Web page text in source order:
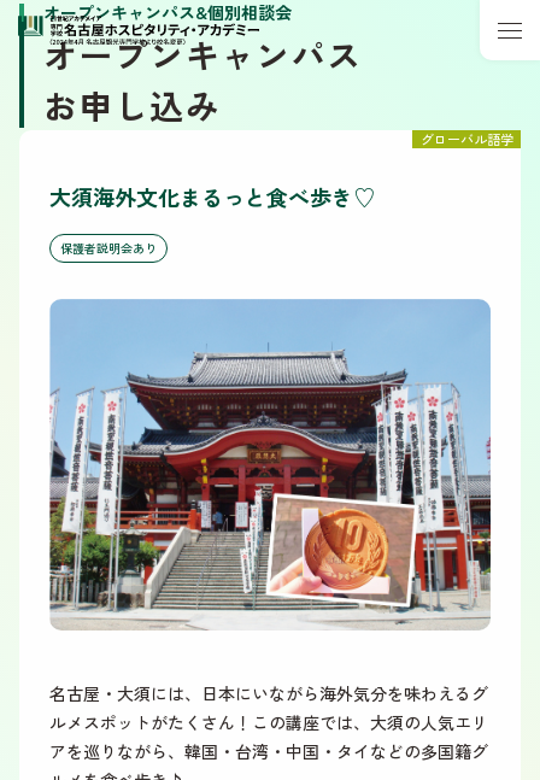
オープンキャンパス&個別相談会
オープンキャンパス
お申し込み
グローバル語学
大須海外文化まるっと食べ歩き♡
保護者説明会あり
名古屋・大須には、日本にいながら海外気分を味わえるグ
ルメスポットがたくさん！この講座では、大須の人気エリ
アを巡りながら、韓国・台湾・中国・タイなどの多国籍グ